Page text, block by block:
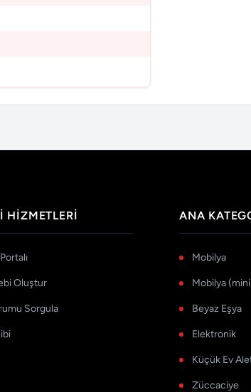
HIZMETLERI
Oluştur
Sorgula
ANA
Mobilya
Mobilya
Beyaz Eşya
Elektronik
Küçük Ev
Züccaciye